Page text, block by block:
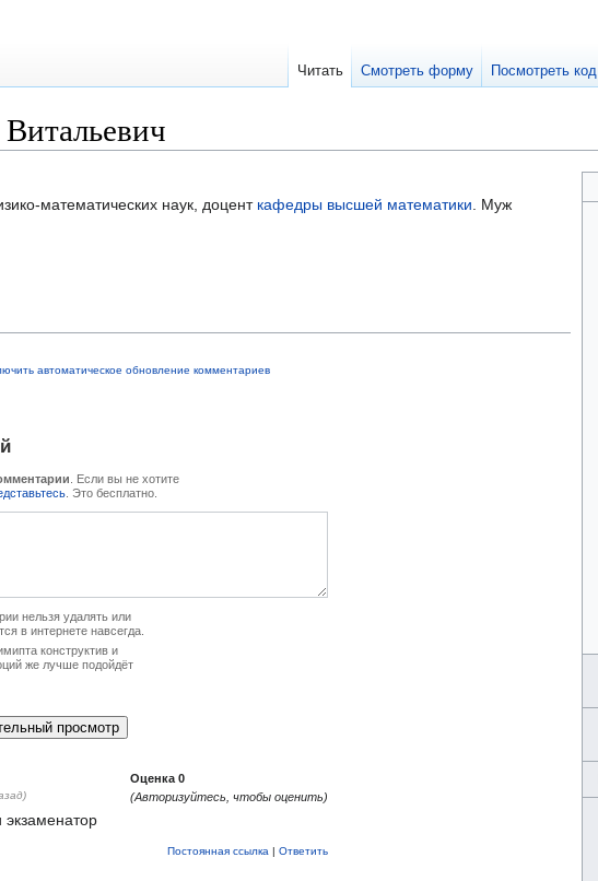
математических наук, доцент кафедры высшей математики. Муж
автоматическое обновление комментариев
. Если вы не хотите
. Это бесплатно.
нельзя удалять или
в интернете навсегда.
конструктив и
же лучше подойдёт
Оценка 0
(Авторизуйтесь, чтобы оценить)
экзаменатор
Постоянная ссылка | Ответить
Читать Смотреть форму Посмотреть код